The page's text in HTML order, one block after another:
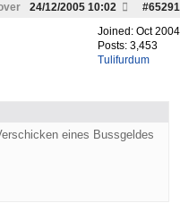
#65291
24/12/2005 10:02
Joined: Oct 2004
Posts: 3,453
Tulifurdum
eines Bussgeldes